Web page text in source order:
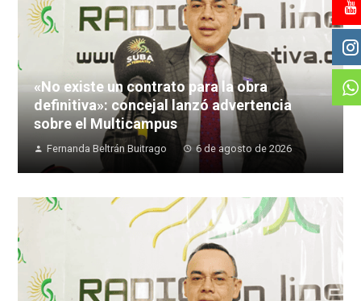
«No existe un contrato para la obra
definitiva»: concejal lanzó advertencia
sobre el Multicampus
Fernanda Beltrán Buitrago 6 de agosto de 2026